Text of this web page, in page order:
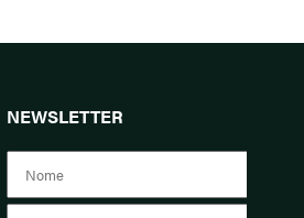
NEWSLETTER